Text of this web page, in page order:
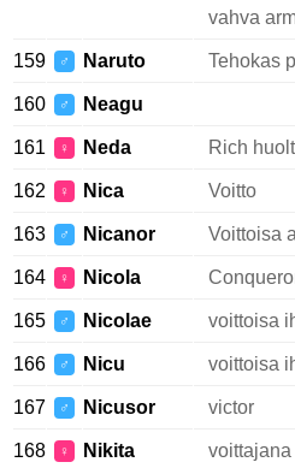
vahva
159 ♂ Naruto Tehokas
160 ♂ Neagu
161 ♀ Neda Rich
162 ♀ Nica Voitto
163 ♂ Nicanor Voittoisa
164 ♀ Nicola
165 ♂ Nicolae voittoisa
166 ♂ Nicu voittoisa
167 ♂ Nicusor victor
168 ♀ Nikita